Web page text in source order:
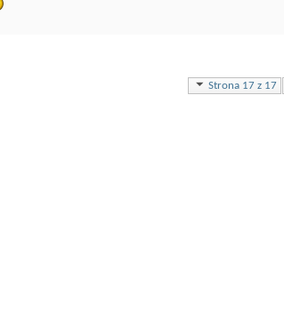
Strona 17 z 17